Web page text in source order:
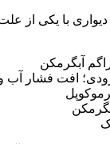
با یکی از
آبگرمکن
افت فشار آب